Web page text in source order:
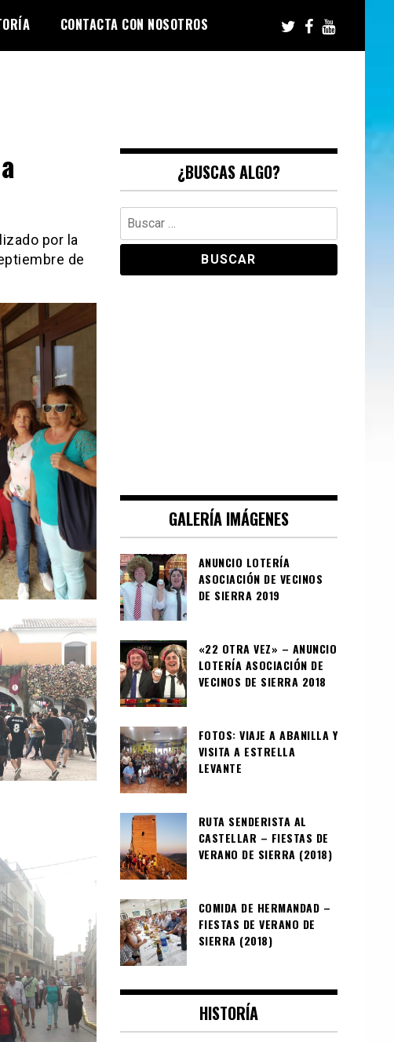
CONTACTA CON NOSOTROS
por la
de
¿BUSCAS ALGO?
Buscar:
GALERÍA IMÁGENES
ANUNCIO LOTERÍA
ASOCIACIÓN DE VECINOS
DE SIERRA 2019
«22 OTRA VEZ» – ANUNCIO
LOTERÍA ASOCIACIÓN DE
VECINOS DE SIERRA 2018
FOTOS: VIAJE A ABANILLA Y
VISITA A ESTRELLA
LEVANTE
RUTA SENDERISTA AL
CASTELLAR – FIESTAS DE
VERANO DE SIERRA (2018)
COMIDA DE HERMANDAD –
FIESTAS DE VERANO DE
SIERRA (2018)
HISTORÍA